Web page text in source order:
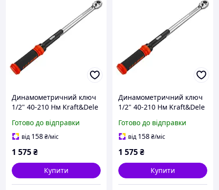
Динамометричний ключ
1/2" 40-210 Нм Kraft&Dele
market-without-queues-
Готово до відправки
від 158₴/міс
1 575₴
Купити
Динамометричний ключ
1/2" 40-210 Нм Kraft&Dele
Готово до відправки
від 158₴/міс
1 575₴
Купити